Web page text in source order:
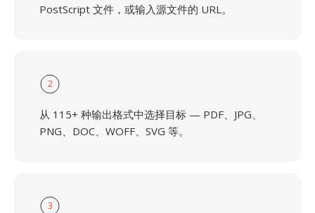
PostScript 文件，或输入源文件的 URL。
2
从 115+ 种输出格式中选择目标 — PDF、JPG、
PNG、DOC、WOFF、SVG 等。
3